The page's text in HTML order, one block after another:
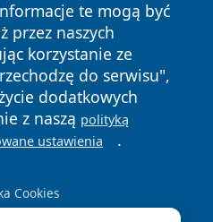
te mogą być
przez naszych
korzystanie ze
do serwisu",
dodatkowych
z naszą polityką
ustawienia .
Cookies
Wszystkie prawa